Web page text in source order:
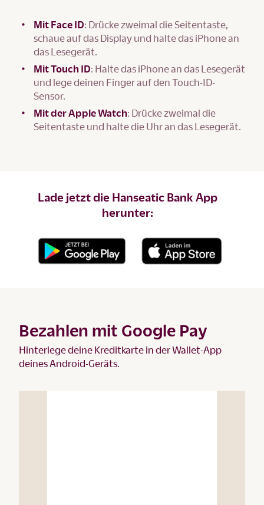
Mit Face ID: Drücke zweimal die Seitentaste,
schaue auf das Display und halte das iPhone an
das Lesegerät.
Mit Touch ID: Halte das iPhone an das Lesegerät
und lege deinen Finger auf den Touch-ID-
Sensor.
Mit der Apple Watch: Drücke zweimal die
Seitentaste und halte die Uhr an das Lesegerät.
Lade jetzt die Hanseatic Bank App
herunter:
Bezahlen mit Google Pay
Hinterlege deine Kreditkarte in der Wallet-App
deines Android-Geräts.